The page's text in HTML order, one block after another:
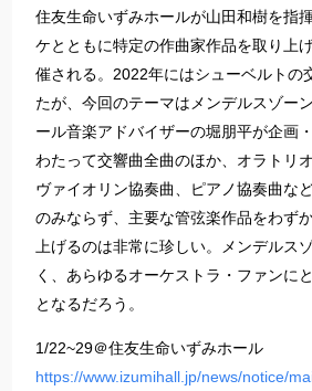
住友生命いずみホールが山田和樹を指
ケとともに特定の作曲家作品を取り上
催される。2022年にはシューベルトの
たが、今回のテーマはメンデルスゾー
ール音楽アドバイザーの堀朋平が企画
わたって交響曲全曲のほか、オラトリ
ヴァイオリン協奏曲、ピアノ協奏曲な
のみならず、主要な管弦楽作品をわず
上げるのは非常に珍しい。メンデルス
く、あらゆるオーケストラ・ファンに
となるだろう。
1/22~29＠住友生命いずみホール
https://www.izumihall.jp/news/notice/